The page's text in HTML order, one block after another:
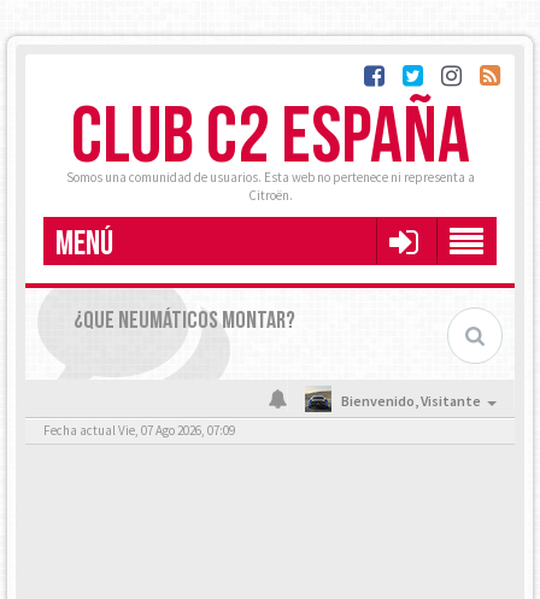
CLUB C2 ESPAÑA
Somos una comunidad de usuarios. Esta web no pertenece ni representa a
Citroën.
MENÚ
¿QUE NEUMÁTICOS MONTAR?
Bienvenido,Visitante
Fecha actual Vie, 07 Ago 2026, 07:09